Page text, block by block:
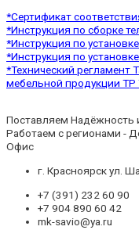
*Сертификат
*Инструкция по сборке
*Инструкция по
*Инструкция по
*Технический регламент
мебельной продукции
Поставляем Надёжность
Работаем с регионами -
Офис
г. Красноярск ул.
+7 (391) 232 60 90
+7 904 890 60 42
mk-savio@ya.ru